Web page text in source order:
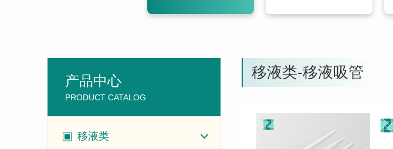
产品中心
PRODUCT CATALOG
移液类
移液类-移液吸管